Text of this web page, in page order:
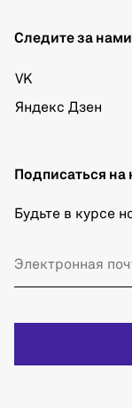
Следите за нами
VK
Яндекс Дзен
Подписаться на
Будьте в курсе